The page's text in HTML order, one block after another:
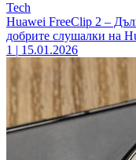
Tech
Huawei FreeClip 2 –
добрите слушалки на
1 | 15.01.2026